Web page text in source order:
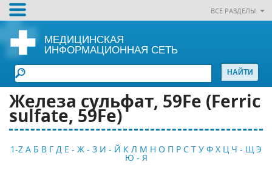
ВСЕ РАЗДЕЛЫ
МЕДИЦИНСКАЯ
ИНФОРМАЦИОННАЯ СЕТЬ
Железа сульфат, 59Fe (Ferric
sulfate, 59Fe)
1-Z А Б В Г Д Е - Ж - З И - Й К Л М Н О П Р С Т У Ф Х Ц Ч - Щ Э
Ю - Я